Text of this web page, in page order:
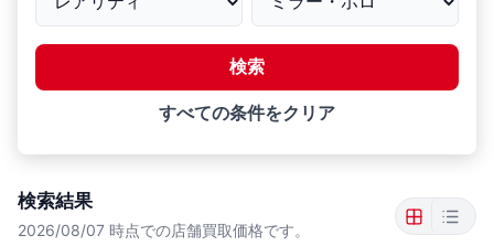
検索
すべての条件をクリア
検索結果
2026/08/07 時点での店舗買取価格です。